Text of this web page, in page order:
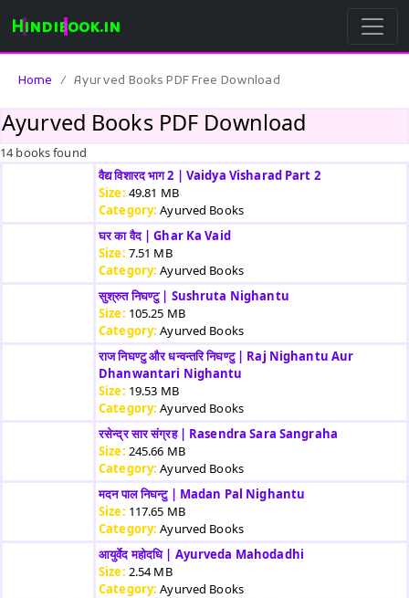
Hindibook.in
Home Ayurved Books PDF Free Download
Ayurved Books PDF Download
14 books found
वैद्य विशारद भाग 2 | Vaidya Visharad Part 2
Size: 49.81 MB
Category:Ayurved Books
घर का वैद | Ghar Ka Vaid
Size: 7.51 MB
Category:Ayurved Books
सुश्रुत निघण्टु | Sushruta Nighantu
Size: 105.25 MB
Category:Ayurved Books
राज निघण्टु और धन्वन्तरि निघण्टु | Raj Nighantu Aur
Dhanwantari Nighantu
Size: 19.53 MB
Category:Ayurved Books
रसेन्द्र सार संग्रह | Rasendra Sara Sangraha
Size: 245.66 MB
Category:Ayurved Books
मदन पाल निघन्टु | Madan Pal Nighantu
Size: 117.65 MB
Category:Ayurved Books
आयुर्वेद महोदधि | Ayurveda Mahodadhi
Size: 2.54 MB
Category:Ayurved Books